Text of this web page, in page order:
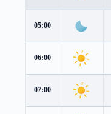
05:00
06:00
07:00